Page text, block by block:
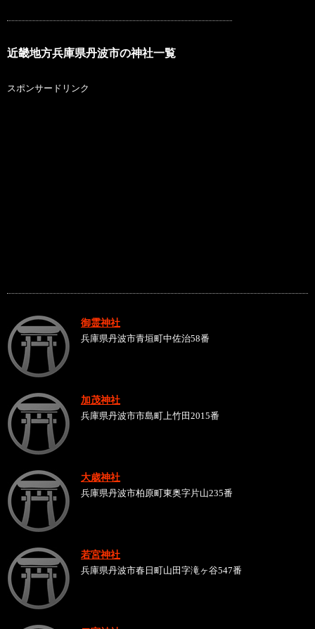
近畿地方兵庫県丹波市の神社一覧
スポンサードリンク
御霊神社
兵庫県丹波市青垣町中佐治58番
加茂神社
兵庫県丹波市市島町上竹田2015番
大歳神社
兵庫県丹波市柏原町東奥字片山235番
若宮神社
兵庫県丹波市春日町山田字滝ヶ谷547番